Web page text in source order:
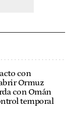
con
Ormuz
con Omán
temporal